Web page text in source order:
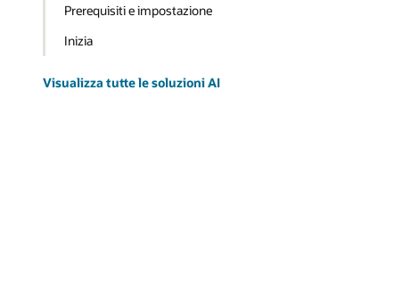
Prerequisiti e impostazione
Inizia
Visualizza tutte le soluzioni AI